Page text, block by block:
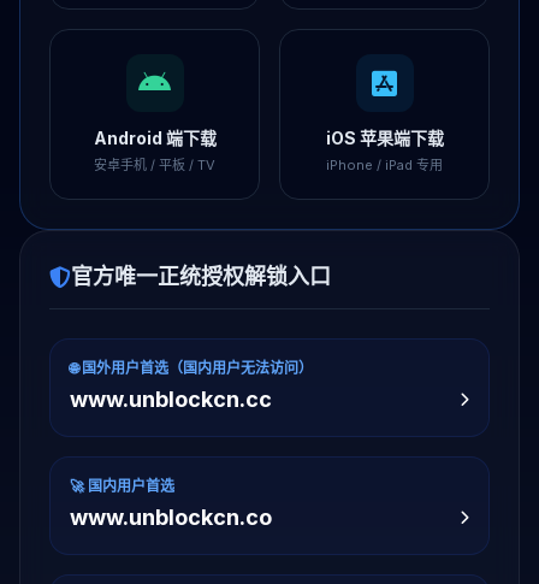
Android 端下载
安卓手机 / 平板 / TV
iOS 苹果端下载
iPhone / iPad 专用
官方唯一正统授权解锁入口
🌐 国外用户首选（国内用户无法访问）
www.unblockcn.cc
🚀 国内用户首选
www.unblockcn.co